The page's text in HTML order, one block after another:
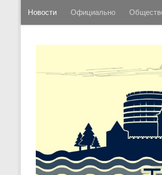
Перейти к содержимому
Новости Официально